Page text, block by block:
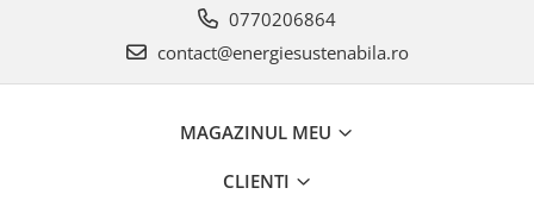
0770206864
contact@energiesustenabila.ro
MAGAZINUL MEU
CLIENTI